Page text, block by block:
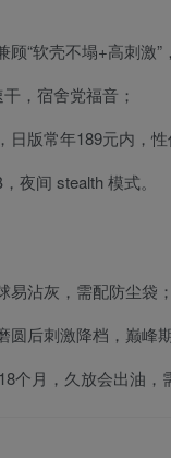
顾“软壳不塌+高刺激”
，宿舍党福音；
日版常年189元内，性
夜间 stealth 模式。
易沾灰，需配防尘袋；
圆后刺激降档，巅峰
个月，久放会出油，